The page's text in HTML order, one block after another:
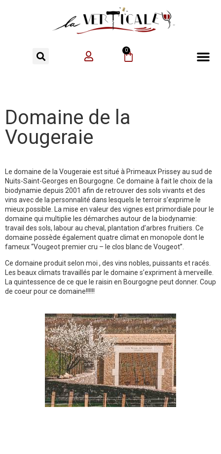
0
Domaine de la
Vougeraie
Le domaine de la Vougeraie est situé à Primeaux Prissey au sud de
Nuits-Saint-Georges en Bourgogne. Ce domaine à fait le choix de la
biodynamie depuis 2001 afin de retrouver des sols vivants et des
vins avec de la personnalité dans lesquels le terroir s’exprime le
mieux possible. La mise en valeur des vignes est primordiale pour le
domaine qui multiplie les démarches autour de la biodynamie:
travail des sols, labour au cheval, plantation d’arbres fruitiers. Ce
domaine possède également quatre climat en monopole dont le
fameux “Vougeot premier cru – le clos blanc de Vougeot”.
Ce domaine produit selon moi , des vins nobles, puissants et racés.
Les beaux climats travaillés par le domaine s’expriment à merveille.
La quintessence de ce que le raisin en Bourgogne peut donner. Coup
de coeur pour ce domaine!!!!!!